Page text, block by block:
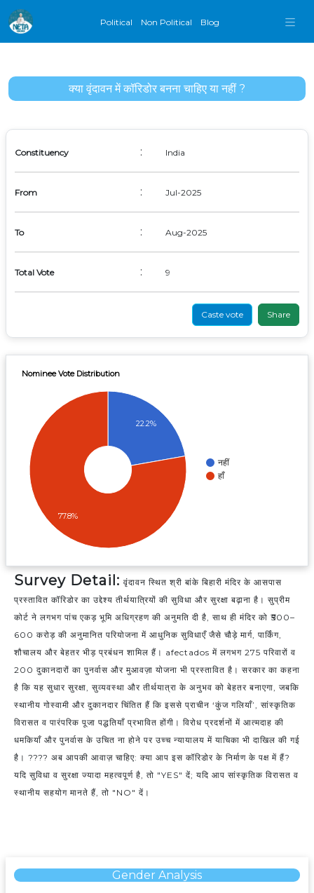
Political Non Political Blog
क्या वृंदावन में कॉरिडोर बनना चाहिए या नहीं ?
Constituency : India
From : Jul-2025
To : Aug-2025
Total Vote : 9
Caste vote
Nominee Vote Distribution
नहीं
हाँ
22.2%
77.8%
Survey Detail: वृंदावन स्थित श्री बांके बिहारी मंदिर के आसपास
प्रस्तावित कॉरिडोर का उद्देश्य तीर्थयात्रियों की सुविधा और सुरक्षा बढ़ाना है। सुप्रीम
कोर्ट ने लगभग पांच एकड़ भूमि अधिग्रहण की अनुमति दी है, साथ ही मंदिर को ₹500–
600 करोड़ की अनुमानित परियोजना में आधुनिक सुविधाएँ जैसे चौड़े मार्ग, पार्किंग,
शौचालय और बेहतर भीड़ प्रबंधन शामिल हैं। afectados में लगभग 275 परिवारों व
200 दुकानदारों का पुनर्वास और मुआवज़ा योजना भी प्रस्तावित है। सरकार का कहना
है कि यह सुधार सुरक्षा, सुव्यवस्था और तीर्थयात्रा के अनुभव को बेहतर बनाएगा, जबकि
स्थानीय गोस्वामी और दुकानदार चिंतित हैं कि इससे प्राचीन ‘कुंज गलियाँ’, सांस्कृतिक
विरासत व पारंपरिक पूजा पद्धतियाँ प्रभावित होंगी। विरोध प्रदर्शनों में आत्मदाह की
धमकियाँ और पुनर्वास के उचित ना होने पर उच्च न्यायालय में याचिका भी दाखिल की गई
है। ???? अब आपकी आवाज़ चाहिए: क्या आप इस कॉरिडोर के निर्माण के पक्ष में हैं?
यदि सुविधा व सुरक्षा ज्यादा महत्वपूर्ण है, तो "YES" दें; यदि आप सांस्कृतिक विरासत व
स्थानीय सहयोग मानते हैं, तो "NO" दें।
Gender Analysis